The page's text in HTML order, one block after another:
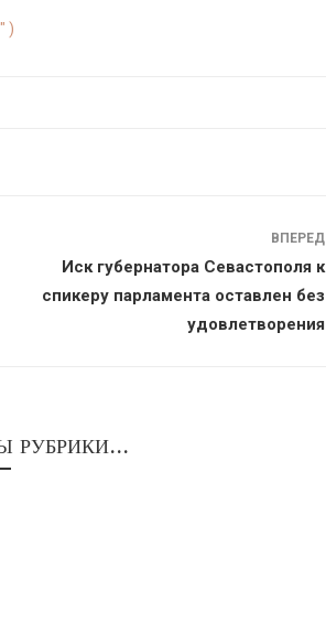
)
ВПЕРЕД
Иск губернатора Севастополя к
спикеру парламента оставлен без
удовлетворения
РУБРИКИ...